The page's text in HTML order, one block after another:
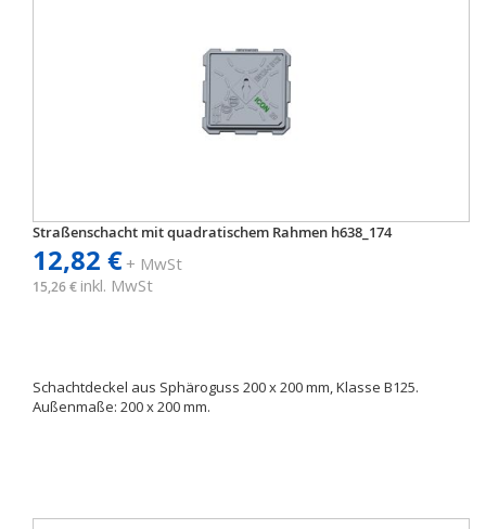
Straßenschacht mit quadratischem Rahmen h638_174
12,82 €+ MwSt
15,26 € inkl. MwSt
Schachtdeckel aus Sphäroguss 200 x 200 mm, Klasse B125.
Außenmaße: 200 x 200 mm.